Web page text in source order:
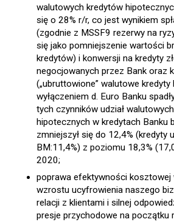
walutowych kredytów
się o 28% r/r, co jest wynikiem
(zgodnie z MSSF9 rezerwy na
się jako pomniejszenie wartości
kredytów) i konwersji na kredyty
negocjowanych przez Bank oraz
(„ubruttowione” walutowe
wyłączeniem d. Euro Banku
tych czynników udział
hipotecznych w kredytach Banku
zmniejszył się do 12,4% (kredyty
BM:11,4%) z poziomu 18,3%
2020;
poprawa efektywności kosztowej
wzrostu ucyfrowienia naszego
relacji z klientami i silnej
presje przychodowe na początku